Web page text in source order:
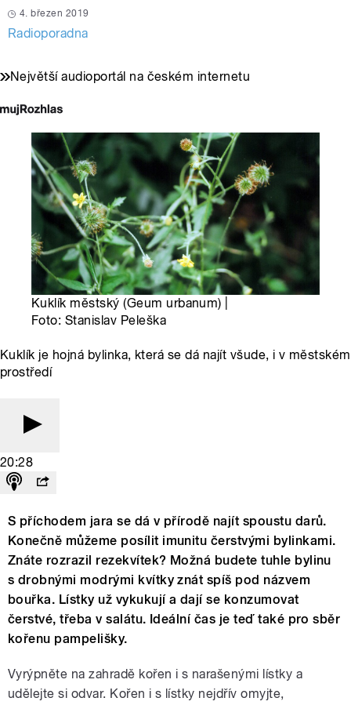
4. březen 2019
Radioporadna
Největší audioportál na českém internetu
Kuklík městský (Geum urbanum) |
Foto: Stanislav Peleška
Kuklík je hojná bylinka, která se dá najít všude, i v městském
prostředí
20:28
S příchodem jara se dá v přírodě najít spoustu darů.
Konečně můžeme posílit imunitu čerstvými bylinkami.
Znáte rozrazil rezekvítek? Možná budete tuhle bylinu
s drobnými modrými kvítky znát spíš pod názvem
bouřka. Lístky už vykukují a dají se konzumovat
čerstvé, třeba v salátu. Ideální čas je teď také pro sběr
kořenu pampelišky.
Vyrýpněte na zahradě kořen i s narašenými lístky a
udělejte si odvar. Kořen i s lístky nejdřív omyjte,